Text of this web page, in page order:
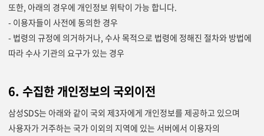
또한, 아래의 경우에 개인정보 위탁이 가능 합니다.
- 이용자들이 사전에 동의한 경우
- 법령의 규정에 의거하거나, 수사 목적으로 법령에 정해진 절차와 방법에
따라 수사 기관의 요구가 있는 경우
6. 수집한 개인정보의 국외이전
삼성SDS는 아래와 같이 국외 제3자에게 개인정보를 제공하고 있으며
사용자가 거주하는 국가 이외의 지역에 있는 서버에서 이용자의